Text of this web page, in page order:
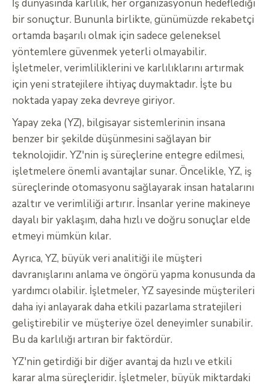
İş dünyasında karlılık, her organizasyonun hedeflediği
bir sonuçtur. Bununla birlikte, günümüzde rekabetçi
ortamda başarılı olmak için sadece geleneksel
yöntemlere güvenmek yeterli olmayabilir.
İşletmeler, verimliliklerini ve karlılıklarını artırmak
için yeni stratejilere ihtiyaç duymaktadır. İşte bu
noktada yapay zeka devreye giriyor.
Yapay zeka (YZ), bilgisayar sistemlerinin insana
benzer bir şekilde düşünmesini sağlayan bir
teknolojidir. YZ'nin iş süreçlerine entegre edilmesi,
işletmelere önemli avantajlar sunar. Öncelikle, YZ, iş
süreçlerinde otomasyonu sağlayarak insan hatalarını
azaltır ve verimliliği artırır. İnsanlar yerine makineye
dayalı bir yaklaşım, daha hızlı ve doğru sonuçlar elde
etmeyi mümkün kılar.
Ayrıca, YZ, büyük veri analitiği ile müşteri
davranışlarını anlama ve öngörü yapma konusunda da
yardımcı olabilir. İşletmeler, YZ sayesinde müşterileri
daha iyi anlayarak daha etkili pazarlama stratejileri
geliştirebilir ve müşteriye özel deneyimler sunabilir.
Bu da karlılığı artıran bir faktördür.
YZ'nin getirdiği bir diğer avantaj da hızlı ve etkili
karar alma süreçleridir. İşletmeler, büyük miktardaki